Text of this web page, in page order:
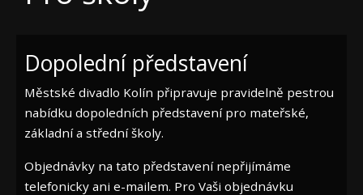
Dopolední představení
Městské divadlo Kolín připravuje pravidelně pestrou
nabídku dopoledních představení pro mateřské,
základní a střední školy.
Objednávky na tato představení nepřijímáme
telefonicky ani e-mailem. Pro Vaši objednávku